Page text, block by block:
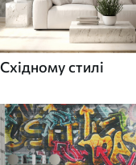
Східному стилі